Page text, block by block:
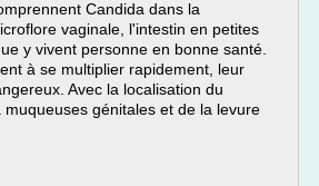
Candida dans la
vaginale, l'intestin en petites
y vivent personne en bonne santé.
à se multiplier rapidement, leur
Avec la localisation du
génitales et de la levure